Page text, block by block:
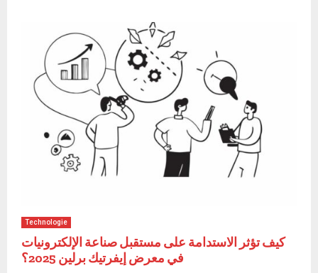
Technologie
كيف تؤثر الاستدامة على مستقبل صناعة الإلكترونيات
في معرض إيفرتيك برلين 2025؟